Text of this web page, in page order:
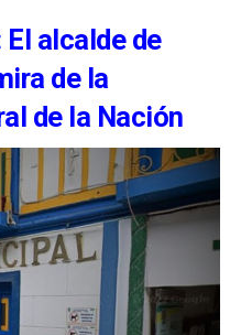
alcalde de
de la
de la Nación